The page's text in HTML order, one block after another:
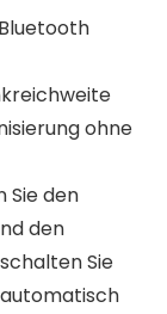
ohne
Sie den
den
Sie